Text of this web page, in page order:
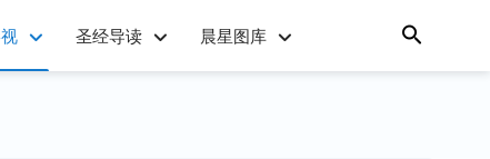
圣经导读 晨星图库